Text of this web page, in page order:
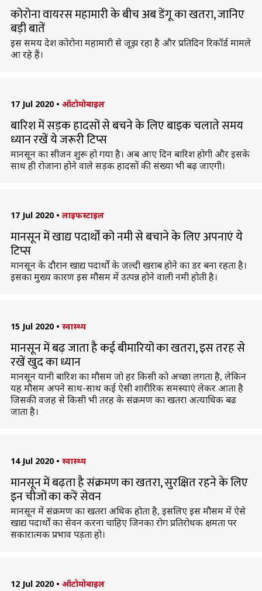
कोरोना वायरस महामारी के बीच अब डेंगू का खतरा, जानिए
बड़ी बातें
इस समय देश कोरोना महामारी से जूझ रहा है और प्रतिदिन रिकॉर्ड मामले
आ रहे हैं।
17 Jul 2020 • ऑटोमोबाइल
बारिश में सड़क हादसों से बचने के लिए बाइक चलाते समय
ध्यान रखें ये जरूरी टिप्स
मानसून का सीजन शुरू हो गया है। अब आए दिन बारिश होगी और इसके
साथ ही रोजाना होने वाले सड़क हादसों की संख्या भी बढ़ जाएगी।
17 Jul 2020 • लाइफस्टाइल
मानसून में खाद्य पदार्थों को नमी से बचाने के लिए अपनाएं ये
टिप्स
मानसून के दौरान खाद्य पदार्थों के जल्‍दी खराब होने का डर बना रहता है।
इसका मुख्य कारण इस मौसम में उत्पन्न होने वाली नमी होती है।
15 Jul 2020 • स्वास्थ्य
मानसून में बढ़ जाता है कई बीमारियों का खतरा, इस तरह से
रखें खुद का ध्यान
मानसून यानी बारिश का मौसम जो हर किसी को अच्छा लगता है, लेकिन
यह मौसम अपने साथ-साथ कई ऐसी शारीरिक समस्याएं लेकर आता है
जिसकी वजह से किसी भी तरह के संक्रमण का खतरा अत्याधिक बढ
जाता है।
14 Jul 2020 • स्वास्थ्य
मानसून में बढ़ता है संक्रमण का खतरा, सुरक्षित रहने के लिए
इन चीजों का करें सेवन
मानसून में संक्रमण का खतरा अधिक होता है, इसलिए इस मौसम में ऐसे
खाद्य पदार्थों का सेवन करना चाहिए जिनका रोग प्रतिरोधक क्षमता पर
सकारात्मक प्रभाव पड़ता हो।
12 Jul 2020 • ऑटोमोबाइल